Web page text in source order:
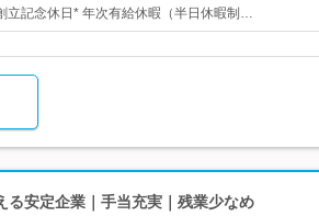
立記念休日* 年次有給休暇（半日休暇制…
安定企業｜手当充実｜残業少なめ